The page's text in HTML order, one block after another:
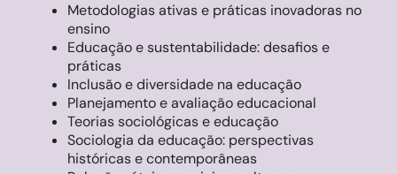
Metodologias ativas e práticas inovadoras no
ensino
Educação e sustentabilidade: desafios e
práticas
Inclusão e diversidade na educação
Planejamento e avaliação educacional
Teorias sociológicas e educação
Sociologia da educação: perspectivas
históricas e contemporâneas